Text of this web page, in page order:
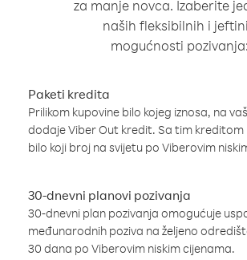
za manje novca. Izaberite
naših fleksibilnih i
mogućnosti pozivanja:
Paketi kredita
Prilikom kupovine bilo kojeg iznosa, na
dodaje Viber Out kredit. Sa tim kreditom
bilo koji broj na svijetu po Viberovim
30-dnevni planovi pozivanja
30-dnevni plan pozivanja omogućuje
međunarodnih poziva na željeno
30 dana po Viberovim niskim cijenama.